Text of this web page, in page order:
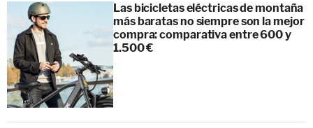
Las bicicletas eléctricas de montaña
más baratas no siempre son la mejor
compra: comparativa entre 600 y
1.500 €